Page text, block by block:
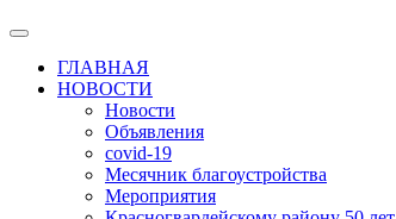
ГЛАВНАЯ
НОВОСТИ
Новости
Объявления
covid-19
Месячник благоустройства
Мероприятия